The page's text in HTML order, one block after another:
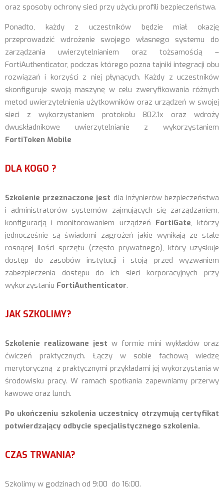
oraz sposoby ochrony sieci przy użyciu profili bezpieczeństwa.
Ponadto, każdy z uczestników będzie miał okazję
przeprowadzić wdrożenie swojego własnego systemu do
zarządzania uwierzytelnianiem oraz tożsamością –
FortiAuthenticator, podczas którego pozna tajniki integracji obu
rozwiązań i korzyści z niej płynących. Każdy z uczestników
skonfiguruje swoją maszynę w celu zweryfikowania różnych
metod uwierzytelnienia użytkowników oraz urządzeń w swojej
sieci z wykorzystaniem protokołu 802.1x oraz wdroży
dwuskładnikowe uwierzytelnianie z wykorzystaniem
FortiToken Mobile
DLA KOGO ?
Szkolenie przeznaczone jest dla inżynierów bezpieczeństwa
i administratorów systemów zajmujących się zarządzaniem,
konfiguracją i monitorowaniem urządzeń FortiGate, którzy
jednocześnie są świadomi zagrożeń jakie wynikają ze stale
rosnącej ilości sprzętu (często prywatnego), który uzyskuje
dostęp do zasobów instytucji i stoją przed wyzwaniem
zabezpieczenia dostępu do ich sieci korporacyjnych przy
wykorzystaniu FortiAuthenticator.
JAK SZKOLIMY?
Szkolenie realizowane jest w formie mini wykładów oraz
ćwiczeń praktycznych. Łączy w sobie fachową wiedzę
merytoryczną z praktycznymi przykładami jej wykorzystania w
środowisku pracy. W ramach spotkania zapewniamy przerwy
kawowe oraz lunch.
Po ukończeniu szkolenia uczestnicy otrzymują certyfikat
potwierdzający odbycie specjalistycznego szkolenia.
CZAS TRWANIA?
Szkolimy w godzinach od 9:00 do 16:00.